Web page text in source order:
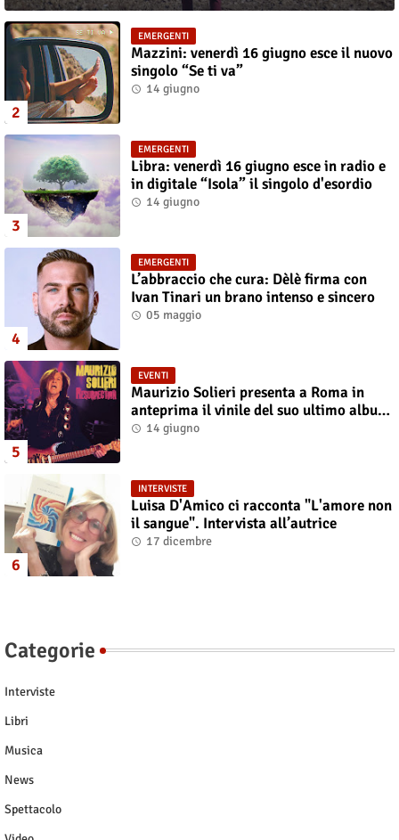
EMERGENTI
Mazzini: venerdì 16 giugno esce il nuovo
singolo “Se ti va”
14 giugno
EMERGENTI
Libra: venerdì 16 giugno esce in radio e
in digitale “Isola” il singolo d'esordio
14 giugno
EMERGENTI
L’abbraccio che cura: Dèlè firma con
Ivan Tinari un brano intenso e sincero
05 maggio
EVENTI
Maurizio Solieri presenta a Roma in
anteprima il vinile del suo ultimo album
“Resurrection”
14 giugno
INTERVISTE
Luisa D'Amico ci racconta "L'amore non
il sangue". Intervista all’autrice
17 dicembre
Categorie
Interviste
Libri
Musica
News
Spettacolo